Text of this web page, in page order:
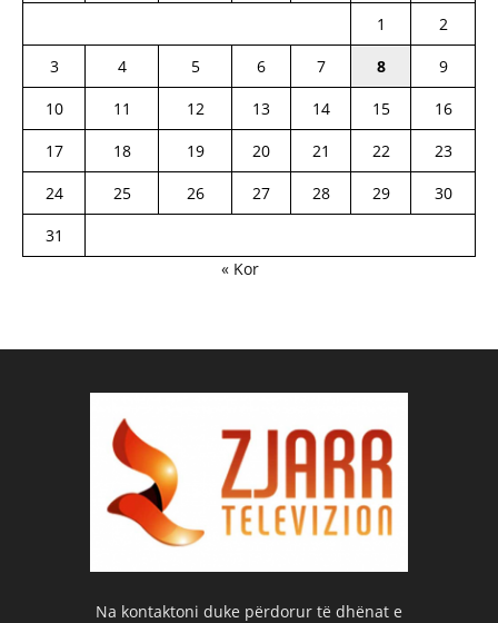
1
2
3
4 5 6 7 8
9
10
11 12 13 14 15
16
17
18 19 20 21 22
23
24
25 26 27 28 29
30
31
« Kor
Na kontaktoni duke përdorur të dhënat e